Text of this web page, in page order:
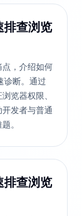
排查浏览
，介绍如何
诊断。通过
览器权限、
发者与普通
。
排查浏览